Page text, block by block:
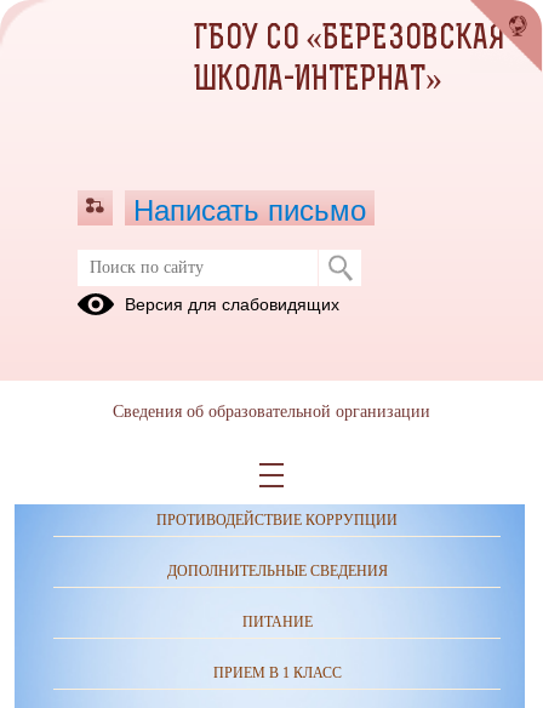
Публикации за 03.09.2025
ОБРАЩЕНИЯ ГРАЖДАН
ПРОТИВОДЕЙСТВИЕ КОРРУПЦИИ
ДОПОЛНИТЕЛЬНЫЕ СВЕДЕНИЯ
ПИТАНИЕ
ПРИЕМ В 1 КЛАСС
ГБОУ СО «БЕРЕЗОВСКАЯ
ШКОЛА-ИНТЕРНАТ»
Написать письмо
Версия для слабовидящих
Сведения об образовательной организации